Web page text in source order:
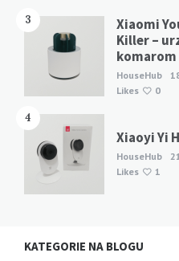
3
Xiaomi
Killer –
komarom
HouseHub
Likes
0
4
Xiaoyi Yi
HouseHub
Likes
1
KATEGORIE NA BLOGU